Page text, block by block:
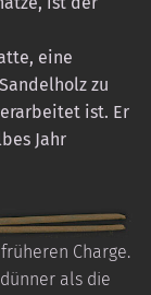
eine
zu
ist. Er
Jahr
Charge.
als die